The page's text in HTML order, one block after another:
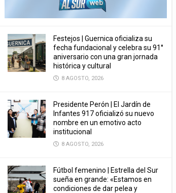
Festejos | Guernica oficializa su
fecha fundacional y celebra su 91°
aniversario con una gran jornada
histórica y cultural
8 AGOSTO, 2026
Presidente Perón | El Jardín de
Infantes 917 oficializó su nuevo
nombre en un emotivo acto
institucional
8 AGOSTO, 2026
Fútbol femenino | Estrella del Sur
sueña en grande: «Estamos en
condiciones de dar pelea y